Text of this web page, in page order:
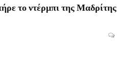
το ντέρμπι της Μαδρίτης